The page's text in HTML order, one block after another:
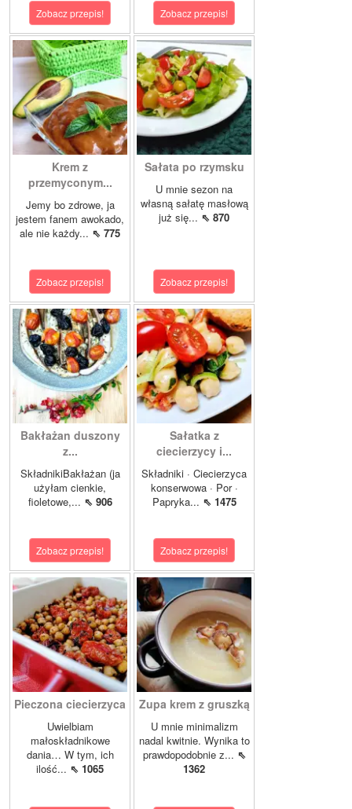
Zobacz przepis! Zobacz przepis!
Krem z
przemyconym...
Jemy bo zdrowe, ja
jestem fanem awokado,
ale nie każdy... ⇖ 775
Zobacz przepis!
Sałata po rzymsku
U mnie sezon na
własną sałatę masłową
już się... ⇖ 870
Zobacz przepis!
Bakłażan duszony
z...
SkładnikiBakłażan (ja
użyłam cienkie,
fioletowe,... ⇖ 906
Zobacz przepis!
Sałatka z
ciecierzycy i...
Składniki · Ciecierzyca
konserwowa · Por ·
Papryka... ⇖ 1475
Zobacz przepis!
Pieczona ciecierzyca
Uwielbiam
małoskładnikowe
dania… W tym, ich
ilość... ⇖ 1065
Zupa krem z gruszką
U mnie minimalizm
nadal kwitnie. Wynika to
prawdopodobnie z... ⇖
1362